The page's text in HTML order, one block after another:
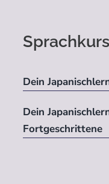
Dein
Dein
Fortgeschrittene